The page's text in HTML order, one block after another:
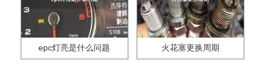
epc灯亮是什么问题 火花塞更换周期